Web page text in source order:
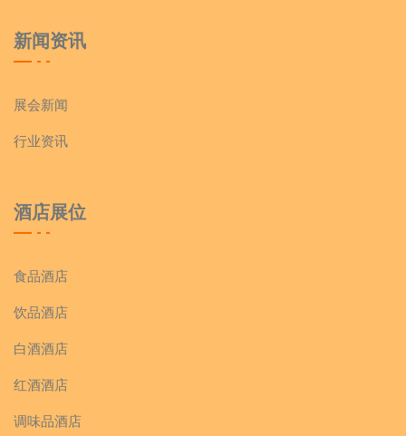
新闻资讯
展会新闻
行业资讯
酒店展位
食品酒店
饮品酒店
白酒酒店
红酒酒店
调味品酒店